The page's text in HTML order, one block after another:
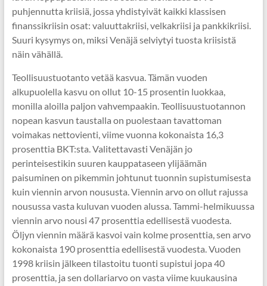
puhjennutta kriisiä, jossa yhdistyivät kaikki klassisen
finanssikriisin osat: valuuttakriisi, velkakriisi ja pankkikriisi.
Suuri kysymys on, miksi Venäjä selviytyi tuosta kriisistä
näin vähällä.
Teollisuustuotanto vetää kasvua. Tämän vuoden
alkupuolella kasvu on ollut 10-15 prosentin luokkaa,
monilla aloilla paljon vahvempaakin. Teollisuustuotannon
nopean kasvun taustalla on puolestaan tavattoman
voimakas nettovienti, viime vuonna kokonaista 16,3
prosenttia BKT:sta. Valitettavasti Venäjän jo
perinteisestikin suuren kauppataseen ylijäämän
paisuminen on pikemmin johtunut tuonnin supistumisesta
kuin viennin arvon noususta. Viennin arvo on ollut rajussa
nousussa vasta kuluvan vuoden alussa. Tammi-helmikuussa
viennin arvo nousi 47 prosenttia edellisestä vuodesta.
Öljyn viennin määrä kasvoi vain kolme prosenttia, sen arvo
kokonaista 190 prosenttia edellisestä vuodesta. Vuoden
1998 kriisin jälkeen tilastoitu tuonti supistui jopa 40
prosenttia, ja sen dollariarvo on vasta viime kuukausina